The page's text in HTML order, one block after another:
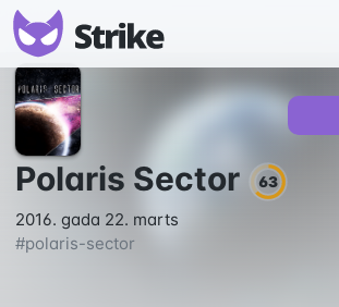
Polaris Sector 63
2016. gada 22. marts
#polaris-sector